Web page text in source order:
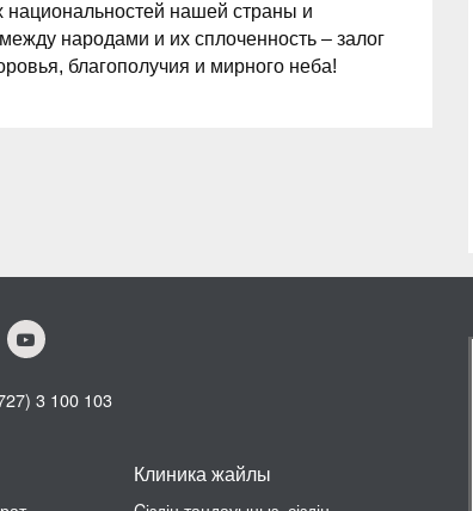
национальностей нашей страны и
народами и их сплоченность – залог
благополучия и мирного неба!
3 100 103
Клиника жайлы